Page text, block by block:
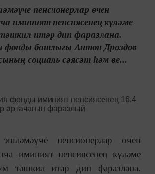
пенсионерлар өчен
иминият пенсиясенең күләме
итәр дип фаразлана.
фонды башлыгы Антон Дроздов
социаль сәясәт һәм ве...
пенсионерлар өчен
иминият пенсиясенең күләме
тәшкил итәр дип фаразлана.